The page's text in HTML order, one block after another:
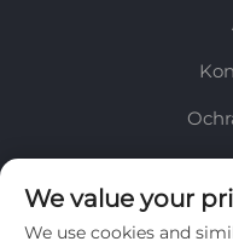
Zaregistrujte se,
We value your
We use cookies and